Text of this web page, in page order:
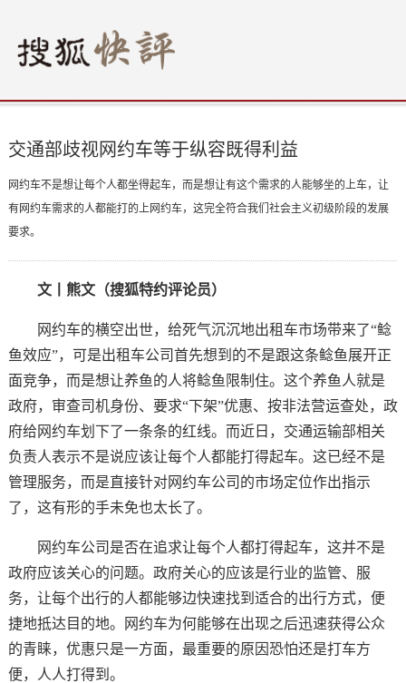
交通部歧视网约车等于纵容既得利益
网约车不是想让每个人都坐得起车，而是想让有这个需求的人能够坐的上车，让
有网约车需求的人都能打的上网约车，这完全符合我们社会主义初级阶段的发展
要求。
文丨熊文（搜狐特约评论员）
网约车的横空出世，给死气沉沉地出租车市场带来了“鲶
鱼效应”，可是出租车公司首先想到的不是跟这条鲶鱼展开正
面竞争，而是想让养鱼的人将鲶鱼限制住。这个养鱼人就是
政府，审查司机身份、要求“下架”优惠、按非法营运查处，政
府给网约车划下了一条条的红线。而近日，交通运输部相关
负责人表示不是说应该让每个人都能打得起车。这已经不是
管理服务，而是直接针对网约车公司的市场定位作出指示
了，这有形的手未免也太长了。
网约车公司是否在追求让每个人都打得起车，这并不是
政府应该关心的问题。政府关心的应该是行业的监管、服
务，让每个出行的人都能够边快速找到适合的出行方式，便
捷地抵达目的地。网约车为何能够在出现之后迅速获得公众
的青睐，优惠只是一方面，最重要的原因恐怕还是打车方
便，人人打得到。